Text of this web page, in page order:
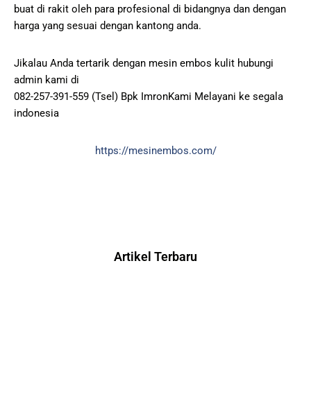
buat di rakit oleh para profesional di bidangnya dan dengan
harga yang sesuai dengan kantong anda.
Jikalau Anda tertarik dengan mesin embos kulit hubungi
admin kami di
082-257-391-559 (Tsel) Bpk ImronKami Melayani ke segala
indonesia
https://mesinembos.com/
Artikel Terbaru